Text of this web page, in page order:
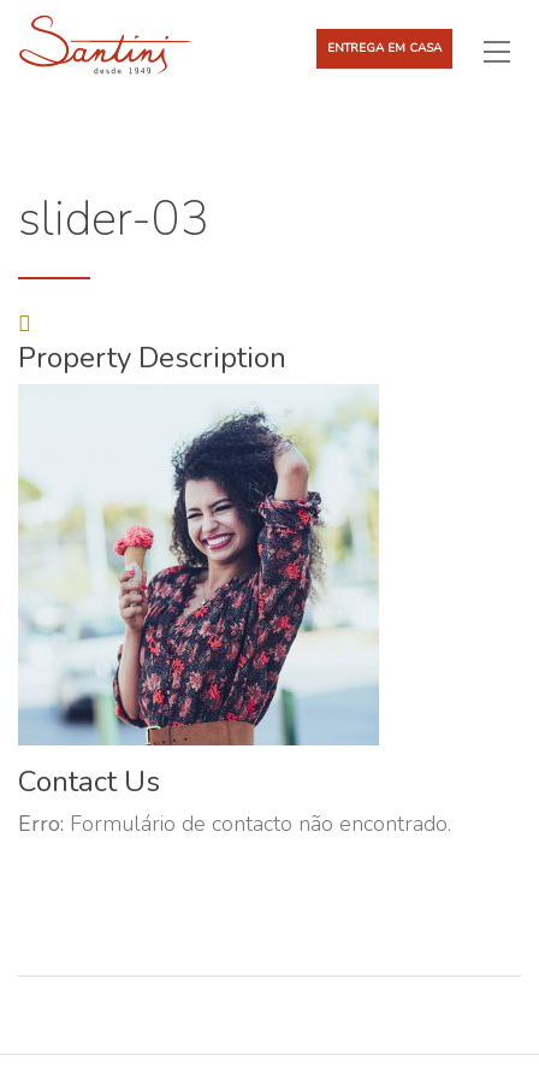
ENTREGA EM CASA
slider-03
Property Description
Contact Us
Erro: Formulário de contacto não encontrado.